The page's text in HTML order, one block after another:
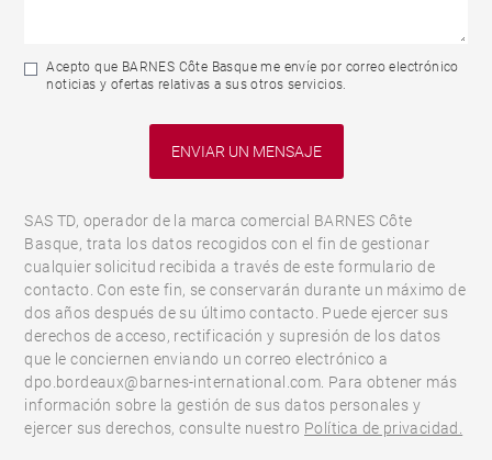
Acepto que BARNES Côte Basque me envíe por correo electrónico
noticias y ofertas relativas a sus otros servicios.
SAS TD, operador de la marca comercial BARNES Côte
Basque, trata los datos recogidos con el fin de gestionar
cualquier solicitud recibida a través de este formulario de
contacto. Con este fin, se conservarán durante un máximo de
dos años después de su último contacto. Puede ejercer sus
derechos de acceso, rectificación y supresión de los datos
que le conciernen enviando un correo electrónico a
dpo.bordeaux@barnes-international.com. Para obtener más
información sobre la gestión de sus datos personales y
ejercer sus derechos, consulte nuestro Política de privacidad.